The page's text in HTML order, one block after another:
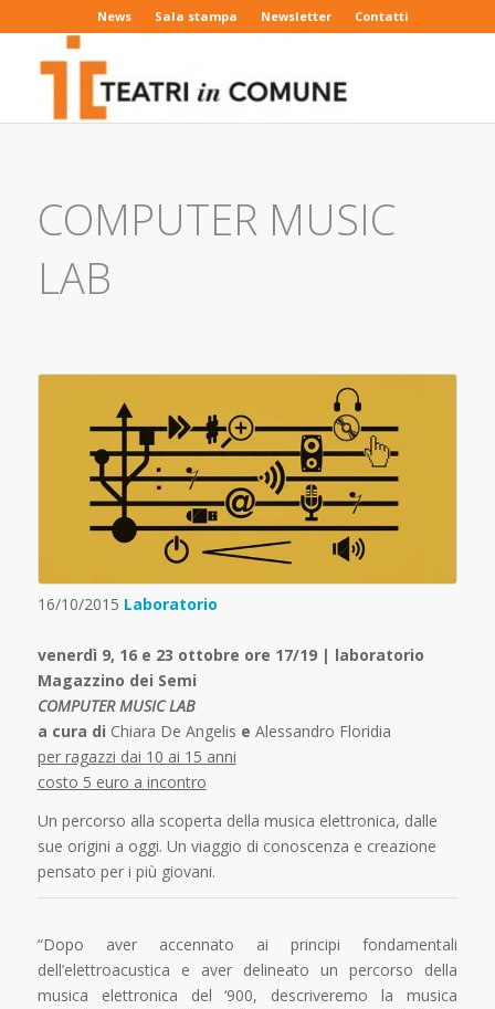
News Sala stampa Newsletter Contatti
COMPUTER MUSIC
LAB
16/10/2015 Laboratorio
venerdì 9, 16 e 23 ottobre ore 17/19 | laboratorio
Magazzino dei Semi
COMPUTER MUSIC LAB
a cura di Chiara De Angelis e Alessandro Floridia
per ragazzi dai 10 ai 15 anni
costo 5 euro a incontro
Un percorso alla scoperta della musica elettronica, dalle
sue origini a oggi. Un viaggio di conoscenza e creazione
pensato per i più giovani.
“Dopo aver accennato ai principi fondamentali
dell’elettroacustica e aver delineato un percorso della
musica elettronica del ‘900, descriveremo la musica